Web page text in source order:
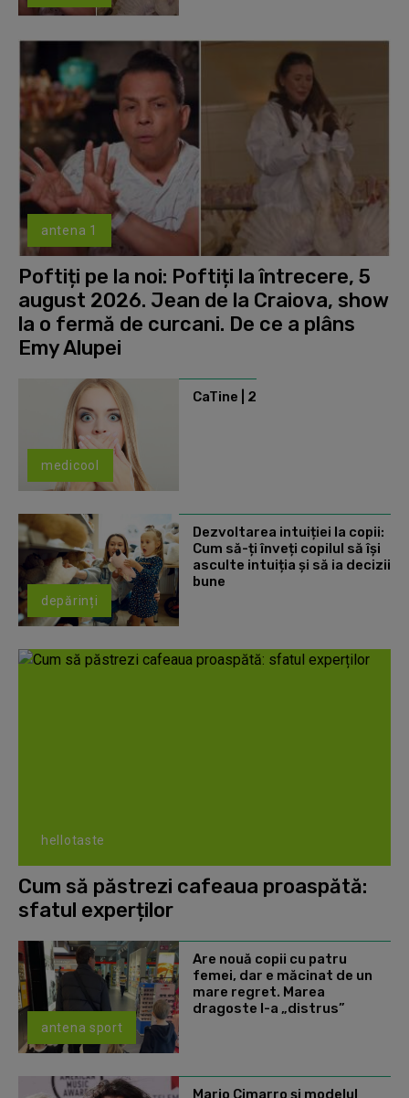
antena 1
Poftiți pe la noi: Poftiți la întrecere, 5
august 2026. Jean de la Craiova, show
la o fermă de curcani. De ce a plâns
Emy Alupei
medicool
CaTine | 2
depărinți
Dezvoltarea intuiției la copii:
Cum să-ți înveți copilul să își
asculte intuiția și să ia decizii
bune
hellotaste
Cum să păstrezi cafeaua proaspătă:
sfatul experților
antena sport
Are nouă copii cu patru
femei, dar e măcinat de un
mare regret. Marea
dragoste l-a „distrus”
Mario Cimarro și modelul